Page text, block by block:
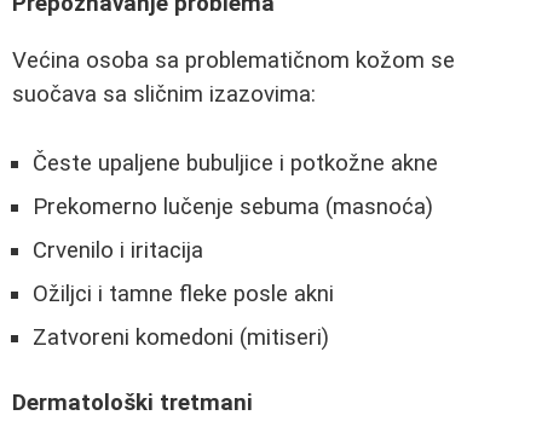
Većina osoba sa problematičnom kožom se
suočava sa sličnim izazovima:
Česte upaljene bubuljice i potkožne akne
Prekomerno lučenje sebuma (masnoća)
Crvenilo i iritacija
Ožiljci i tamne fleke posle akni
Zatvoreni komedoni (mitiseri)
Dermatološki tretmani